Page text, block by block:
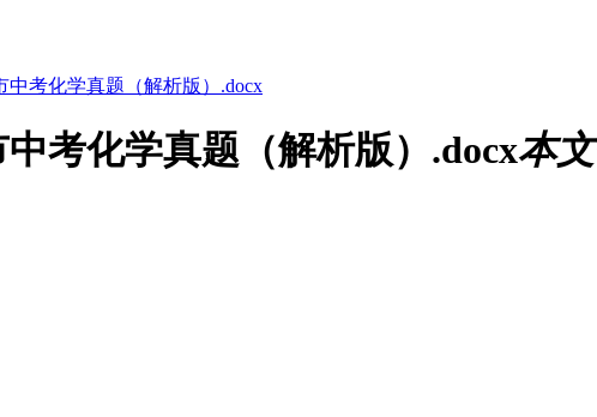
中考化学真题（解析版）.docx
考化学真题（解析版）.docx本